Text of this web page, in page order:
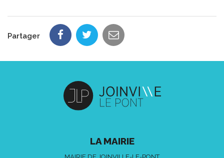
Partager
LA MAIRIE